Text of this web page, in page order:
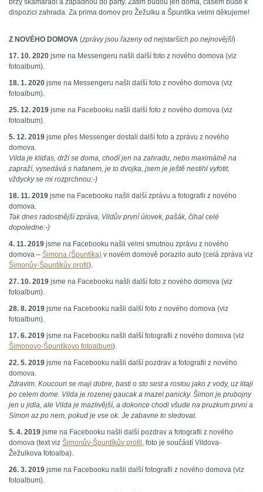
brzy skamarádí a zapadnou do party. Zatím budou jen doma, časem bude k
dispozici zahrada. Za prima domov pro Žežulku a Špuntíka velmi děkujeme!
Z NOVÉHO DOMOVA (zprávy jsou řazeny od nejstarších po nejnovější)
17. 10. 2020 jsme na Messengeru našli další foto z nového domova (viz
fotoalbum).
18. 1. 2020 jsme na Messengeru našli další foto z nového domova (viz
fotoalbum).
25. 12. 2019 jsme na Facebooku našli další foto z nového domova (viz
fotoalbum).
5. 12. 2019 jsme přes Messenger dostali další foto a zprávu z nového
domova.
Vilda je kliďas, drží se doma, chodí jen na zahradu, nebo maximálně na
zapraží, vysedává s hafanem, je to dvojka, jsem je ještě nestihl vyfotit,
vždycky se mi rozprchnou:-)
18. 11. 2019 jsme na Facebooku našli další zprávu a fotografii z nového
domova.
Tak dnes radostnější zpráva, Vildův první úlovek, pašák, čihal celé
dopoledne:-)
4. 11. 2019 jsme na Facebooku našli velmi smutnou zprávu z nového
domova – Šimona (Špuntíka) v novém domově porazilo auto (celá zpráva viz
Šimonův-Špuntíkův profil ).
27. 10. 2019 jsme na Facebooku našli další foto z nového domova (viz
fotoalbum).
28. 8. 2019 jsme na Facebooku našli další foto z nového domova (viz
fotoalbum).
17. 6. 2019 jsme na Facebooku našli další fotografii z nového domova (viz
Šimonovo-Špuntíkovo fotoalbum).
22. 5. 2019 jsme na Facebooku našli další pozdrav a fotografii z nového
domova.
Zdravim. Koucouri se maji dobre, basti o sto sest a rostou jako z vody, uz litaji
po celem dome. Vilda je rozenej gaucak a mazel panicky. Šimon je prubojny
jen u jidla, ale Vilda je mazlivější, a dokonce chodi všude na pruzkum prvni a
Simon az po nem, pokud je vse ok. Je zabavne to sledovat.
5. 4. 2019 jsme na Facebooku našli další pozdrav a fotografii z nového
domova (text viz Šimonův-Špuntíkův profil , foto je součástí Vildova-
Žežulkova fotoalba).
26. 3. 2019 jsme na Facebooku našli další fotografii z nového domova (viz
fotoalbum).